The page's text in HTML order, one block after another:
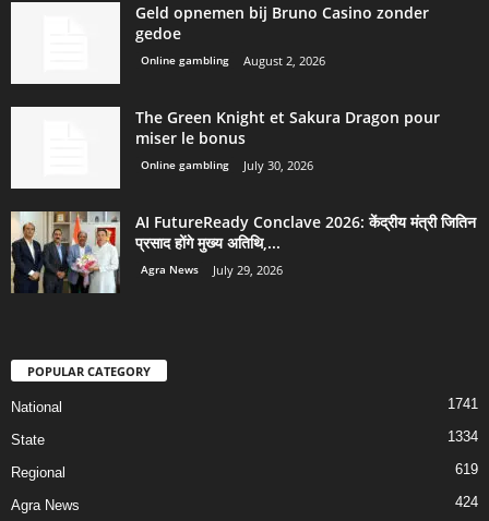
Geld opnemen bij Bruno Casino zonder
gedoe
Online gambling August 2, 2026
The Green Knight et Sakura Dragon pour
miser le bonus
Online gambling July 30, 2026
AI FutureReady Conclave 2026: केंद्रीय मंत्री जितिन
प्रसाद होंगे मुख्य अतिथि,...
Agra News July 29, 2026
POPULAR CATEGORY
National 1741
State 1334
Regional 619
Agra News 424